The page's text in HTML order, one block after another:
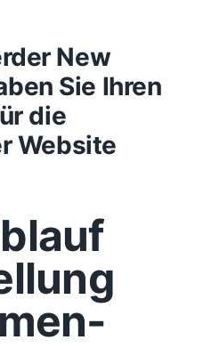
New
Sie Ihren
die
Website